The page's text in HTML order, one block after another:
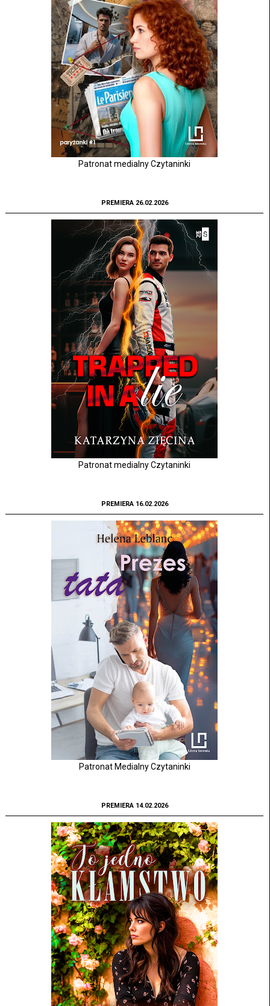
Patronat medialny Czytaninki
PREMIERA 26.02.2026
Patronat medialny Czytaninki
PREMIERA 16.02.2026
Patronat Medialny Czytaninki
PREMIERA 14.02.2026